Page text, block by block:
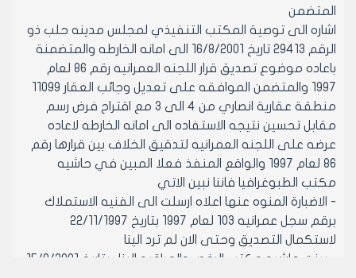
المتضمن
اشاره الى توصية المكتب التنفيذي لمجلس مدينه حلب ذو
الرقم 29413 تاريخ 16/8/2001 الى امانه الخارطه والمتضمنة
باعاده موضوع تصديق قرار اللجنه العمرانيه رقم 86 لعام
1997 والمتضمن الموافقه على تعديل وجائب العقار 11099
منطقة عقارية انصاري من 4 الى 3 مع اقتراح فرض رسم
مقابل تحسين نتيجه الاستفاده الى امانه الخارطه لاعاده
عرضه على اللجنه العمرانيه لتدقيق الخلاف بين قرارها رقم
86 لعام 1997 والواقع المنفذ فعلا المبين في حاشيه
مكتب الطبوغرافيا فاننا نبين الاتي
- الاضبارة المنوه عنها اعلاه ارسلت الى الفنيه الاستملاك
برقم سجل عمرانيه 103 لعام 1997 بتاريخ 22/11/1997
لاستكمال التصديق وحتى الان لم ترد الينا
- بينت حاشيه مكتب الرخص والمراقبه البناء بتاريخ 15/9/2001